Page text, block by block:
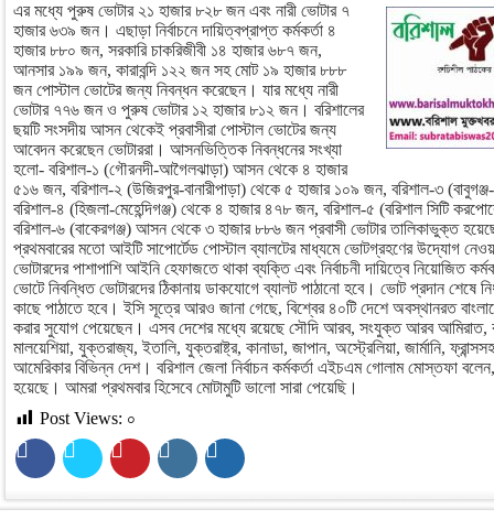
এর মধ্যে পুরুষ ভোটার ২১ হাজার ৮২৮ জন এবং নারী ভোটার ৭
হাজার ৬৩৯ জন। এছাড়া নির্বাচনে দায়িত্বপ্রাপ্ত কর্মকর্তা ৪
হাজার ৮৮০ জন, সরকারি চাকরিজীবী ১৪ হাজার ৬৮৭ জন,
আনসার ১৯৯ জন, কারাবন্দি ১২২ জন সহ মোট ১৯ হাজার ৮৮৮
জন পোস্টাল ভোটের জন্য নিবন্ধন করেছেন। যার মধ্যে নারী
ভোটার ৭৭৬ জন ও পুরুষ ভোটার ১২ হাজার ৮১২ জন। বরিশালের
ছয়টি সংসদীয় আসন থেকেই প্রবাসীরা পোস্টাল ভোটের জন্য
আবেদন করেছেন ভোটাররা। আসনভিত্তিক নিবন্ধনের সংখ্যা
হলো- বরিশাল-১ (গৌরনদী-আগৈলঝাড়া) আসন থেকে ৪ হাজার
৫১৬ জন, বরিশাল-২ (উজিরপুর-বানারীপাড়া) থেকে ৫ হাজার ১০৯ জন, বরিশাল-৩
বরিশাল-৪ (হিজলা-মেহেন্দিগঞ্জ) থেকে ৪ হাজার ৪৭৮ জন, বরিশাল-৫ (বরিশাল সিটি
বরিশাল-৬ (বাকেরগঞ্জ) আসন থেকে ৩ হাজার ৮৮৬ জন প্রবাসী ভোটার তালিকাভুক্ত
প্রথমবারের মতো আইটি সাপোর্টেড পোস্টাল ব্যালটের মাধ্যমে ভোটগ্রহণের উদ্যোগ
ভোটারদের পাশাপাশি আইনি হেফাজতে থাকা ব্যক্তি এবং নির্বাচনী দায়িত্বে নিয়োজিত
ভোটে নিবন্ধিত ভোটারদের ঠিকানায় ডাকযোগে ব্যালট পাঠানো হবে। ভোট প্রদান শেষে
কাছে পাঠাতে হবে। ইসি সূত্রে আরও জানা গেছে, বিশ্বের ৪০টি দেশে অবস্থানরত
করার সুযোগ পেয়েছেন। এসব দেশের মধ্যে রয়েছে সৌদি আরব, সংযুক্ত আরব আমিরাত,
মালয়েশিয়া, যুক্তরাজ্য, ইতালি, যুক্তরাষ্ট্র, কানাডা, জাপান, অস্ট্রেলিয়া, জার্মানি,
আমেরিকার বিভিন্ন দেশ। বরিশাল জেলা নির্বাচন কর্মকর্তা এইচএম গোলাম মোস্তফা
হয়েছে। আমরা প্রথমবার হিসেবে মোটামুটি ভালো সারা পেয়েছি।
Post Views: ০